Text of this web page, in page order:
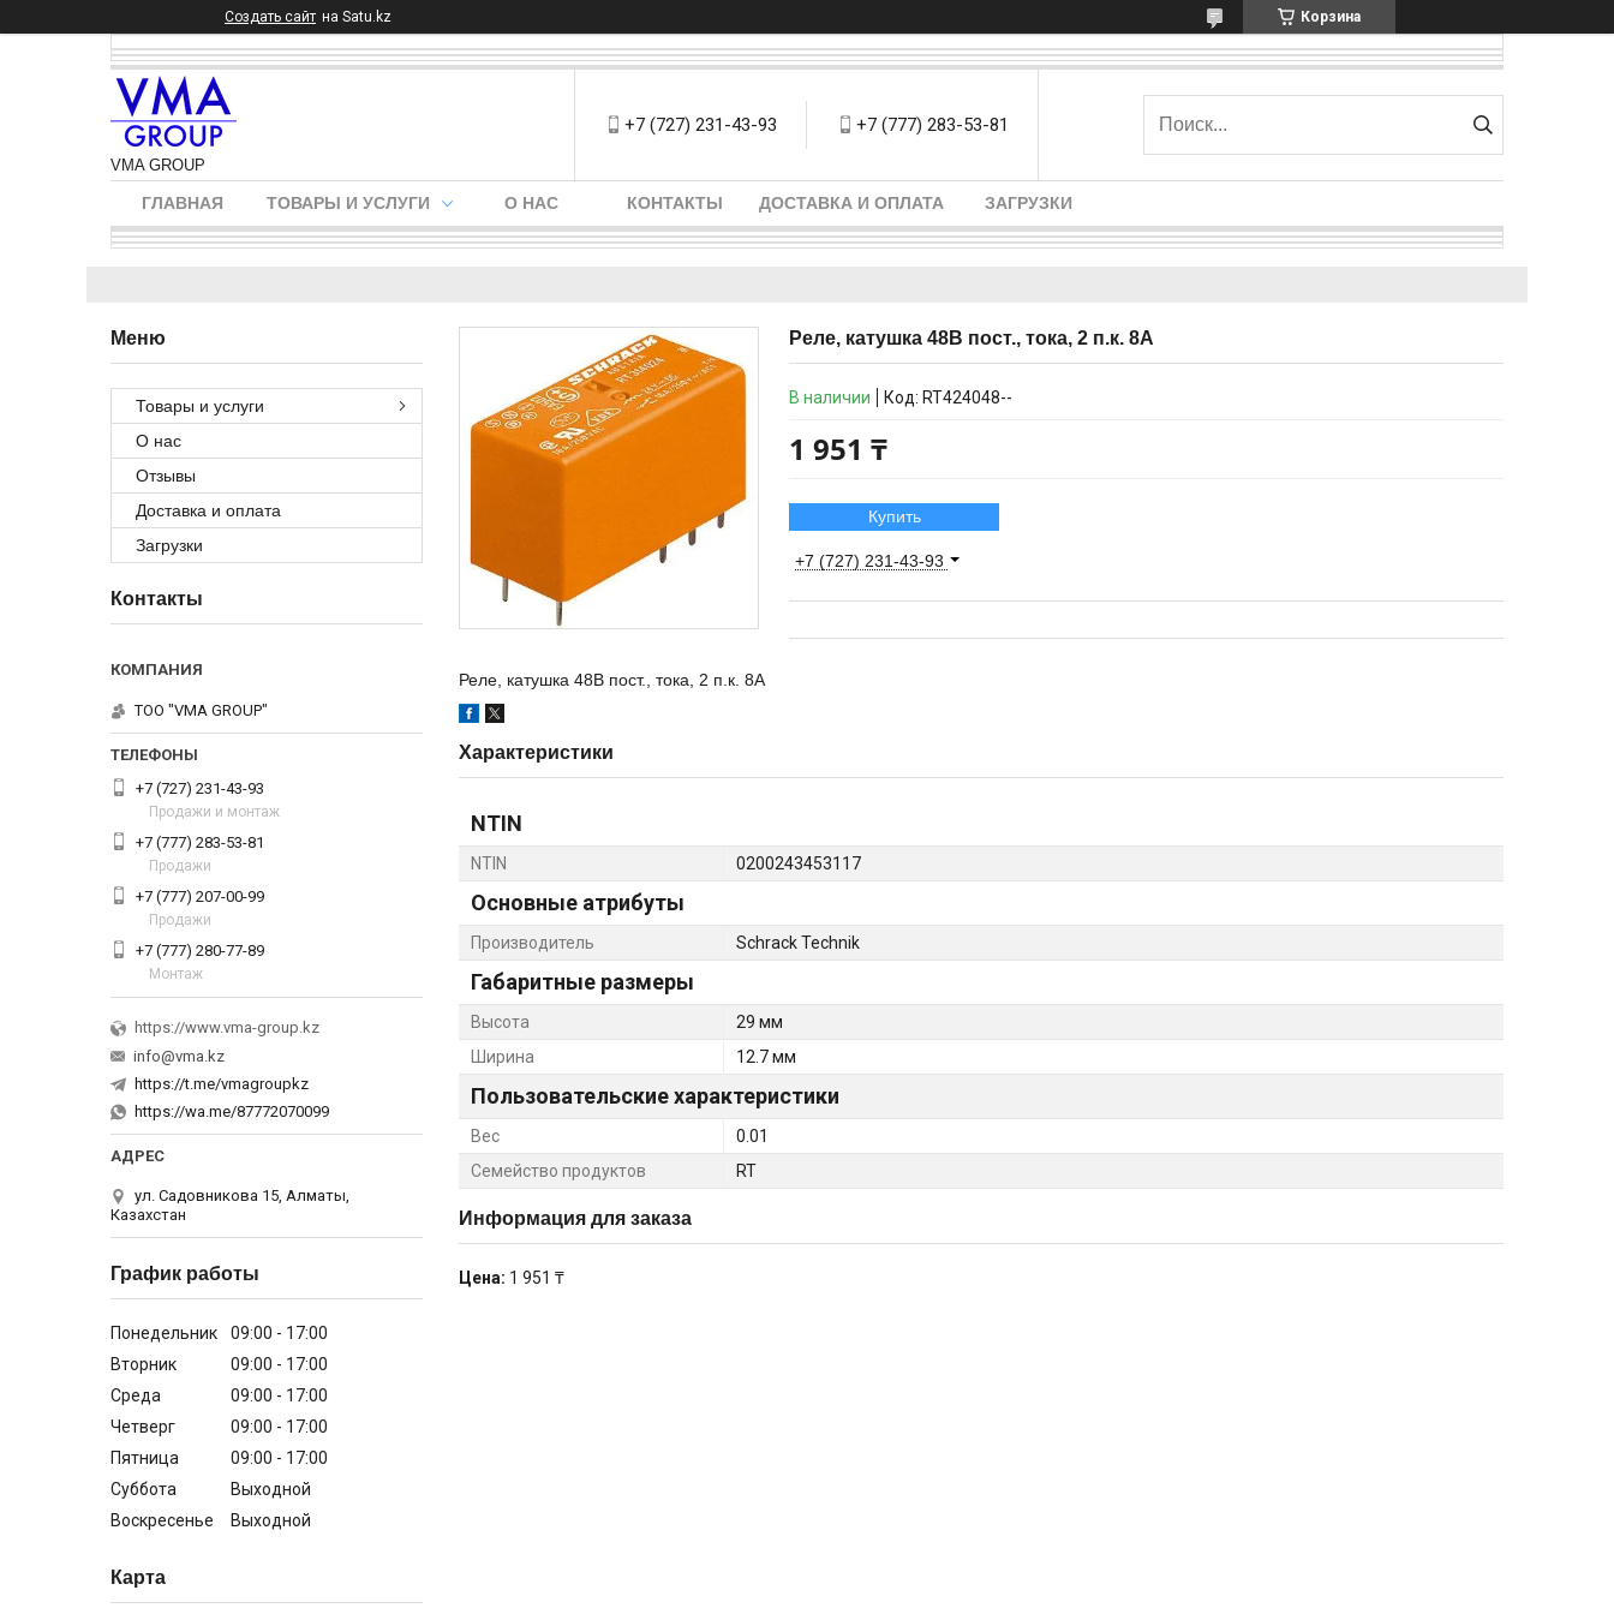
Создать сайт на Satu.kz Корзина
VMA GROUP
+7 (727) 231-43-93 +7 (777) 283-53-81
ГЛАВНАЯ ТОВАРЫ И УСЛУГИ О НАС КОНТАКТЫ ДОСТАВКА И ОПЛАТА ЗАГРУЗКИ
Реле, катушка 48В пост., тока, 2 п.к. 8А
В наличии Код: RT424048--
1 951 ₸
Купить
+7 (727) 231-43-93
Реле, катушка 48В пост., тока, 2 п.к. 8А
Характеристики
NTIN
NTIN 0200243453117
Основные атрибуты
Производитель Schrack Technik
Габаритные размеры
Высота
29 мм
Ширина
12.7 мм
Пользовательские характеристики
Вес
0.01
Семейство продуктов
RT
Информация для заказа
Цена: 1 951 ₸
Товары и услуги
О нас
Отзывы
Доставка и оплата
Загрузки
Контакты
ТОО "VMA GROUP"
+7 (727) 231-43-93
Продажи и монтаж
+7 (777) 283-53-81
Продажи
+7 (777) 207-00-99
Продажи
+7 (777) 280-77-89
Монтаж
https://www.vma-group.kz
info@vma.kz
https://t.me/vmagroupkz
https://wa.me/87772070099
ул. Садовникова 15, Алматы,
Казахстан
График работы
Понедельник 09:00
17:00
Вторник
09:00
17:00
Среда
09:00
17:00
Четверг
09:00
17:00
Пятница
09:00
17:00
Суббота
Выходной
Воскресенье
Выходной
Карта